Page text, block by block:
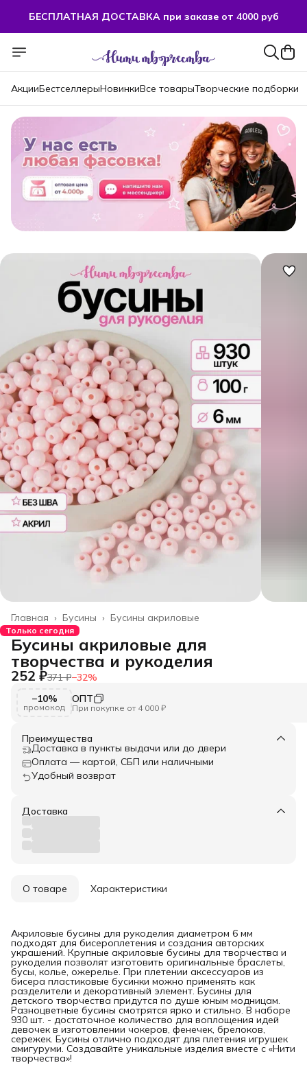
БЕСПЛАТНАЯ ДОСТАВКА при заказе от 4000 руб
БЕСПЛАТНАЯ ДОСТАВКА при заказе от 4000 руб
АкцииБестселлерыНовинкиВсе товарыТворческие подборки
Бусины акриловые
Бусины ›
Главная ›
Только сегодня
Бусины акриловые для
творчества и рукоделия
252 ₽371 ₽−32%
−10%
промокод
ОПТ
При покупке от 4 000 ₽
Преимущества
Доставка в пункты выдачи или до двери
Оплата — картой, СБП или наличными
Удобный возврат
Доставка
О товаре Характеристики
Акриловые бусины для рукоделия диаметром 6 мм
подходят для бисероплетения и создания авторских
украшений. Крупные акриловые бусины для творчества и
рукоделия позволят изготовить оригинальные браслеты,
бусы, колье, ожерелье. При плетении аксессуаров из
бисера пластиковые бусинки можно применять как
разделители и декоративный элемент. Бусины для
детского творчества придутся по душе юным модницам.
Разноцветные бусины смотрятся ярко и стильно. В наборе
930 шт. - достаточное количество для воплощения идей
девочек в изготовлении чокеров, фенечек, брелоков,
сережек. Бусины отлично подходят для плетения игрушек
амигуруми. Создавайте уникальные изделия вместе с «Нити
творчества»!